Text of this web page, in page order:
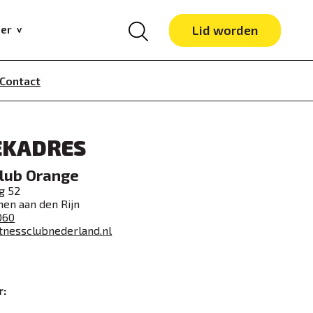
Lid worden
Contact
Orange
52
aan den Rijn